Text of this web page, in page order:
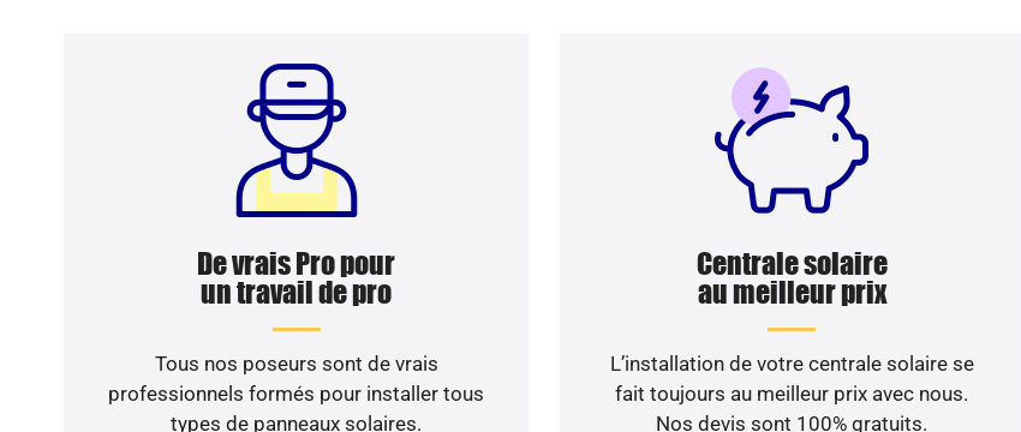
De vrais Pro pour
un travail de pro
Tous nos poseurs sont de vrais
professionnels formés pour installer tous
types de panneaux solaires.
Centrale solaire
au meilleur prix
L’installation de votre centrale solaire se
fait toujours au meilleur prix avec nous.
Nos devis sont 100% gratuits.